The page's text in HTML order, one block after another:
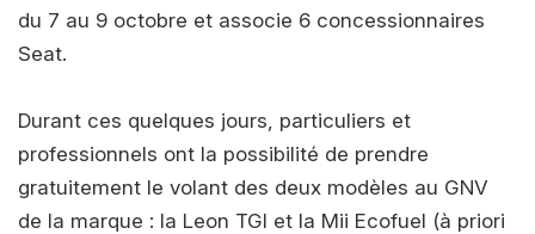
du 7 au 9 octobre et associe 6 concessionnaires
Seat.
Durant ces quelques jours, particuliers et
professionnels ont la possibilité de prendre
gratuitement le volant des deux modèles au GNV
de la marque : la Leon TGI et la Mii Ecofuel (à priori